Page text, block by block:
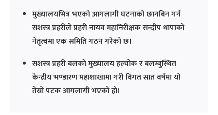
मुख्यालयभित्र भएको आगलागी घटनाको छानबिन गर्न
सशस्त्र प्रहरीले प्रहरी नायव महानिरीक्षक सन्दीप थापाको
नेतृत्वमा एक समिति गठन गरेको छ।
सशस्त्र प्रहरी बलको मुख्यालय हल्चोक र बलम्बुस्थित
केन्द्रीय भण्डारण महाशाखामा गरी विगत सात वर्षमा यो
तेस्रो पटक आगलागी भएको हो।